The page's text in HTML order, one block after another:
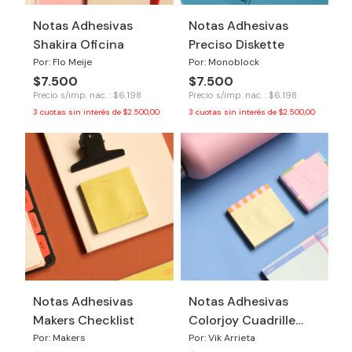
Notas Adhesivas
Shakira Oficina
Por: Flo Meije
$7.500
Precio s/imp. nac. : $6.198
3 cuotas sin interés de $2.500,00
Notas Adhesivas
Preciso Diskette
Por: Monoblock
$7.500
Precio s/imp. nac. : $6.198
3 cuotas sin interés de $2.500,00
Notas Adhesivas
Makers Checklist
Por: Makers
Notas Adhesivas
Colorjoy Cuadrille
Amarillo
Por: Vik Arrieta